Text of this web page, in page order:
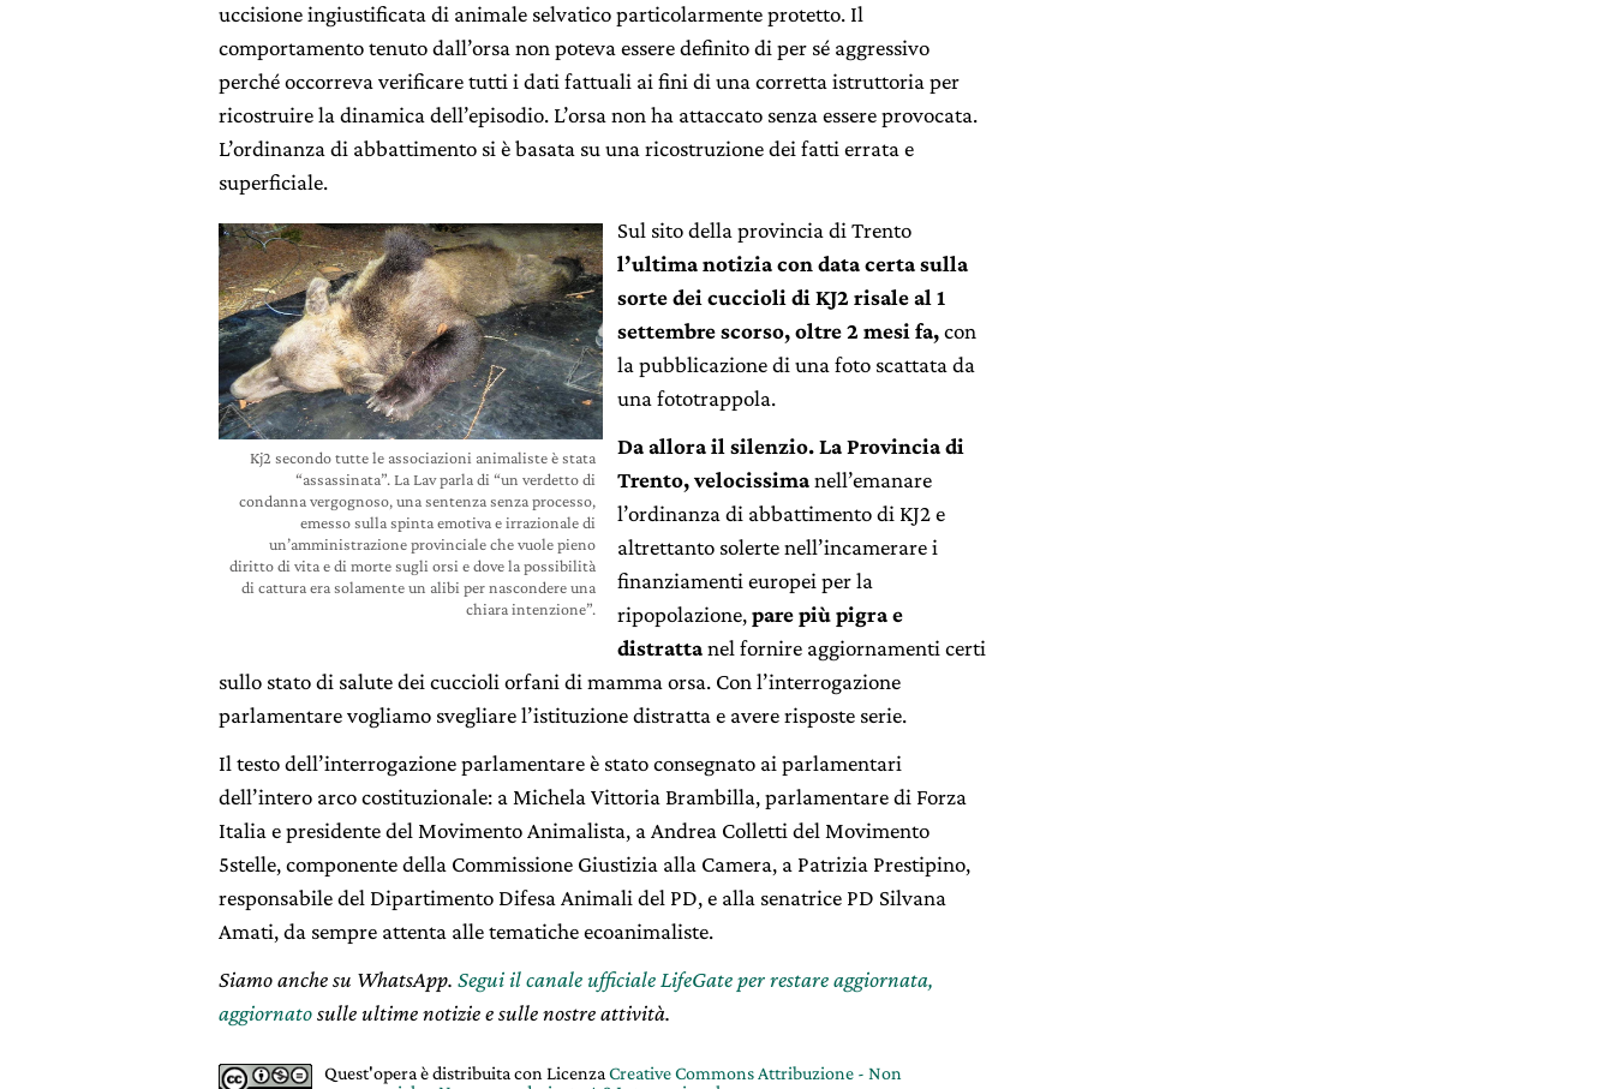
uccisione ingiustificata di animale selvatico particolarmente protetto. Il
comportamento tenuto dall’orsa non poteva essere definito di per sé aggressivo
perché occorreva verificare tutti i dati fattuali ai fini di una corretta istruttoria per
ricostruire la dinamica dell’episodio. L’orsa non ha attaccato senza essere provocata.
L’ordinanza di abbattimento si è basata su una ricostruzione dei fatti errata e
superficiale.
Kj2 secondo tutte le associazioni animaliste è stata
“assassinata”. La Lav parla di “un verdetto di
condanna vergognoso, una sentenza senza processo,
emesso sulla spinta emotiva e irrazionale di
un’amministrazione provinciale che vuole pieno
diritto di vita e di morte sugli orsi e dove la possibilità
di cattura era solamente un alibi per nascondere una
chiara intenzione”.
Sul sito della provincia di Trento
l’ultima notizia con data certa sulla
sorte dei cuccioli di KJ2 risale al 1
settembre scorso, oltre 2 mesi fa,con
la pubblicazione di una foto scattata da
una fototrappola.
Da allora il silenzio. La Provincia di
Trento,velocissimanell’emanare
l’ordinanza di abbattimento di KJ2 e
altrettanto solerte nell’incamerare i
finanziamenti europei per la
ripopolazione,pare più pigra e
distrattanel fornire aggiornamenti certi
sullo stato di salute dei cuccioli orfani di mamma orsa. Con l’interrogazione
parlamentare vogliamo svegliare l’istituzione distratta e avere risposte serie.
Il testo dell’interrogazione parlamentare è stato consegnato ai parlamentari
dell’intero arco costituzionale: a Michela Vittoria Brambilla, parlamentare di Forza
Italia e presidente del Movimento Animalista, a Andrea Colletti del Movimento
5stelle, componente della Commissione Giustizia alla Camera, a Patrizia Prestipino,
responsabile del Dipartimento Difesa Animali del PD, e alla senatrice PD Silvana
Amati, da sempre attenta alle tematiche ecoanimaliste.
Siamo anche su WhatsApp. Segui il canale ufficiale LifeGate per restare aggiornata,
aggiornatosulle ultime notizie e sulle nostre attività.
Quest'opera è distribuita con Licenza Creative Commons Attribuzione - Non